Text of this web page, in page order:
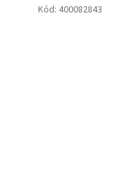
Kód: 400082843